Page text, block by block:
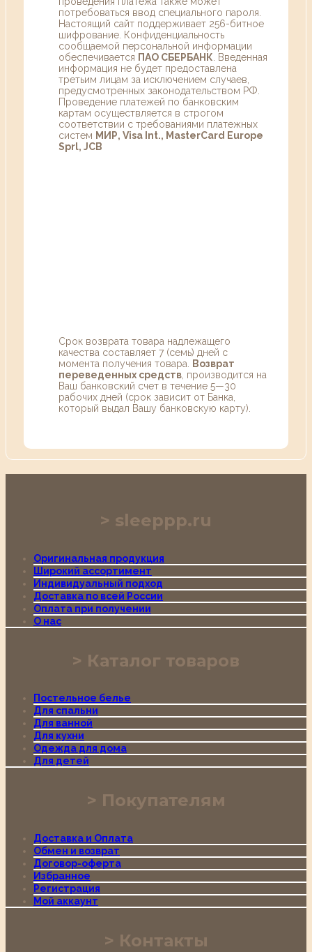
потребоваться ввод специального пароля.
Настоящий сайт поддерживает 256-битное
шифрование. Конфиденциальность
сообщаемой персональной информации
обеспечивается ПАО СБЕРБАНК . Введенная
информация не будет предоставлена
третьим лицам за исключением случаев,
предусмотренных законодательством РФ.
Проведение платежей по банковским
картам осуществляется в строгом
соответствии с требованиями платежных
систем МИР, Visa Int., MasterCard Europe
Sprl, JCB
Срок возврата товара надлежащего
качества составляет 7 (семь) дней с
момента получения товара.
Возврат
переведенных средств , производится на
Ваш банковский счет в течение 5—30
рабочих дней (срок зависит от Банка,
который выдал Вашу банковскую карту).
sleeppp.ru
Оригинальная продукция
Широкий ассортимент
Индивидуальный подход
Доставка по всей России
Оплата при получении
О нас
Каталог товаров
Постельное белье
Для спальни
Для ванной
Для кухни
Одежда для дома
Для детей
Покупателям
Доставка и Оплата
Обмен и возврат
Договор-оферта
Избранное
Регистрация
Мой аккаунт
Контакты